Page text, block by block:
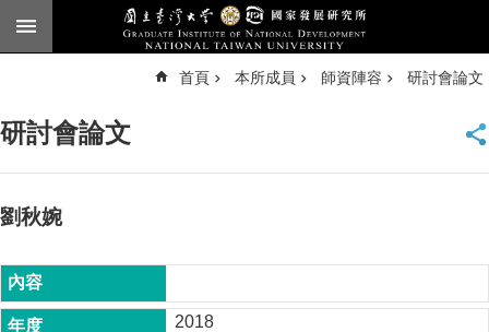
跳到主要內容區塊
臺
頁
公
告
首頁 本所成員 師資陣容 研討會論文
研討會論文
劉秋婉
2018